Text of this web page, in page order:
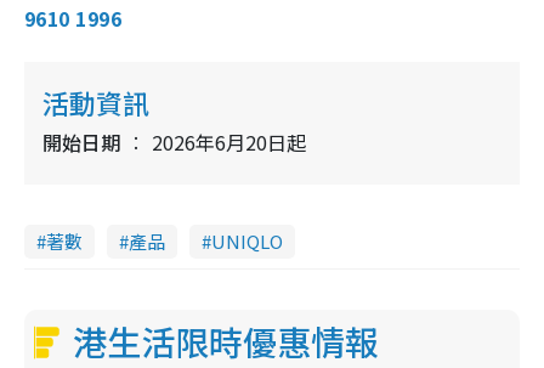
9610 1996
活動資訊
開始日期 2026年6月20日起
著數 產品 UNIQLO
港生活限時優惠情報